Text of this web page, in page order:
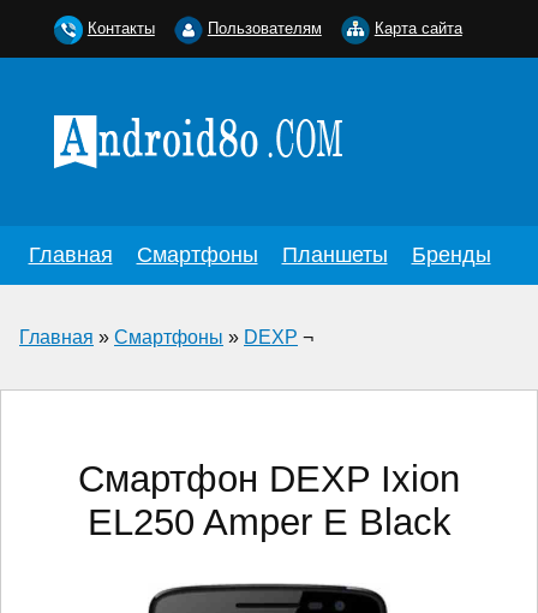
Главная Смартфоны Планшеты Бренды
Главная » Смартфоны » DEXP ¬
Смартфон DEXP Ixion
EL250 Amper E Black
Контакты Пользователям Карта сайта